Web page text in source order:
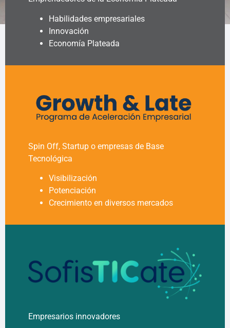
Habilidades empresariales
Innovación
Economía Plateada
Spin Off, Startup o empresas de Base
Tecnológica
Visibilización
Potenciación
Crecimiento en diversos mercados
Empresarios innovadores